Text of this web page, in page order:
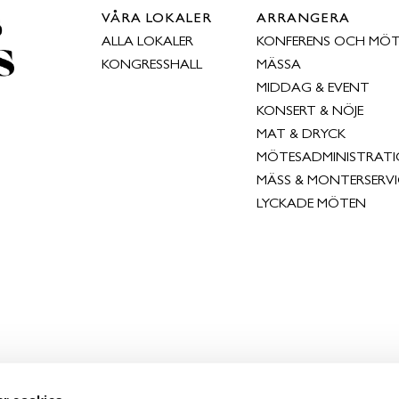
VÅRA LOKALER
ALLA LOKALER
KONGRESSHALL
ARRANGERA
KONFERENS OCH
MÄSSA
MIDDAG & EVENT
KONSERT & NÖJE
MAT & DRYCK
MÄSS &
LYCKADE MÖTEN